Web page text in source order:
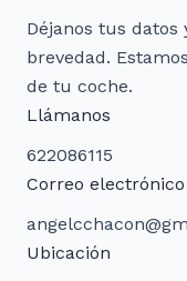
Déjanos tus
brevedad.
de tu coche.
Llámanos
622086115
Correo electrónico
Ubicación